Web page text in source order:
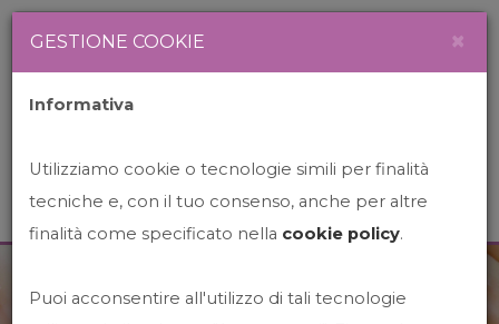
GESTIONE COOKIE ×
Informativa
Utilizziamo cookie o tecnologie simili per finalità
tecniche e, con il tuo consenso, anche per altre
finalità come specificato nella cookie policy.
Puoi acconsentire all'utilizzo di tali tecnologie